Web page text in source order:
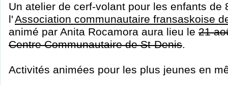
Un atelier de cerf-volant pour les enfants de
l'Association communautaire fransaskoise
animé par Anita Rocamora aura lieu le 21
Centre Communautaire de St-Denis.
Activités animées pour les plus jeunes en